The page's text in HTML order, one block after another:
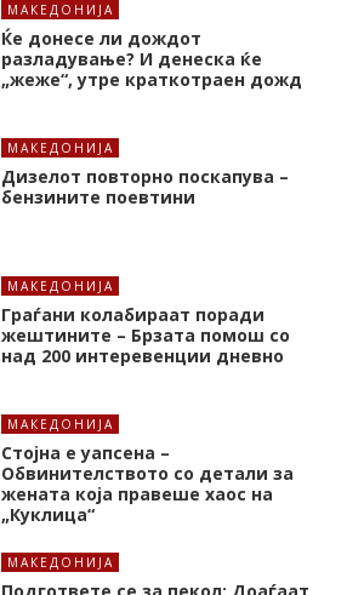
МАКЕДОНИЈА
Ќе донесе ли дождот
разладување? И денеска ќе
„жеже“, утре краткотраен дожд
МАКЕДОНИЈА
Дизелот повторно поскапува –
бензините поевтини
МАКЕДОНИЈА
Граѓани колабираат поради
жештините – Брзата помош со
над 200 интеревенции дневно
МАКЕДОНИЈА
Стојна е уапсена –
Обвинителството со детали за
жената која правеше хаос на
„Куклица“
МАКЕДОНИЈА